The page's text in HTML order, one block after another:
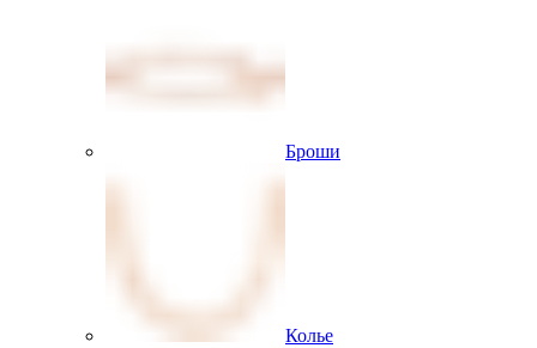
Броши
Колье